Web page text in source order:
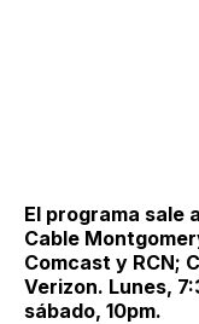
El programa sale
Cable
Comcast y RCN;
Verizon. Lunes,
sábado, 10pm.